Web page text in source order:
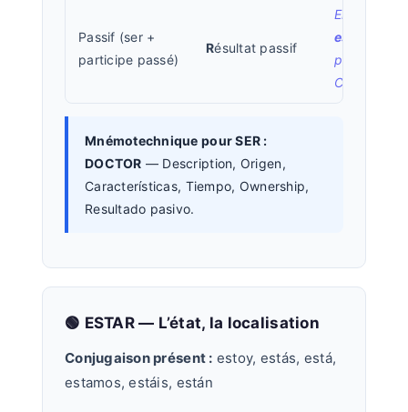
Passif (ser +
participe passé)
Résultat passif
El libro
escrito
por
Cervantes.
Mnémotechnique pour SER :
DOCTOR — Description, Origen,
Características, Tiempo, Ownership,
Resultado pasivo.
🟢 ESTAR — L’état, la localisation
Conjugaison présent : estoy, estás, está,
estamos, estáis, están